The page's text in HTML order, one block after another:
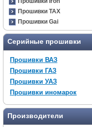
Прошивки TAX
Прошивки Gai
Серийные прошивки
Прошивки ВАЗ
Прошивки ГАЗ
Прошивки УАЗ
Прошивки иномарок
Производители